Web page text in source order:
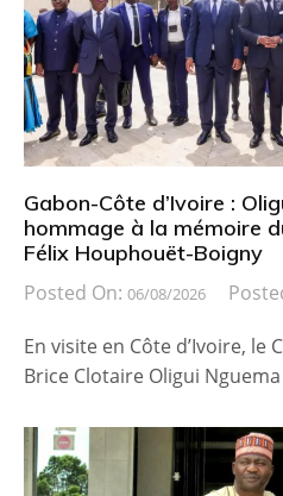
Gabon-Côte d’Ivoire :
hommage à la mémoire
Félix Houphouët-Boigny
Posted On: 06/08/2026
En visite en Côte d’Ivoire, le
Brice Clotaire Oligui Nguema